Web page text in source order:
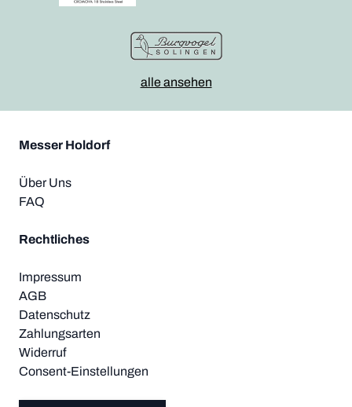
alle ansehen
Messer Holdorf
Über Uns
FAQ
Rechtliches
Impressum
AGB
Datenschutz
Zahlungsarten
Widerruf
Consent-Einstellungen